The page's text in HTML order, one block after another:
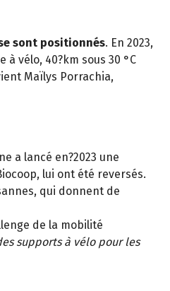
sont positionnés. En 2023,
vélo, 40?km sous 30 °C
Maïlys Porrachia,
a lancé en?2023 une
lui ont été reversés.
qui donnent de
de la mobilité
supports à vélo pour les